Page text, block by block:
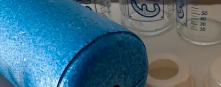
Nachrichten
Anzeige aufgeben